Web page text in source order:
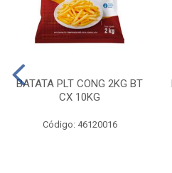
BATATA PLT CONG 2KG BT
CX 10KG
Código: 46120016